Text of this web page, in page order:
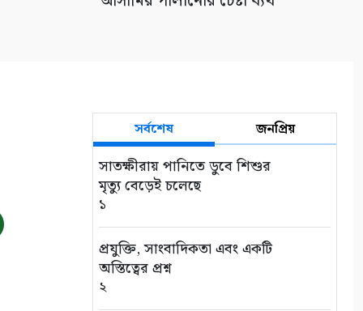
সর্বশেষ জনপ্রিয়
সাতক্ষীরায় পানিতে ডুবে শিশুর
মৃত্যু বেড়েই চলেছে
১
প্রযুক্তি, সাংবাদিকতা এবং একটি
অস্তিত্বের প্রশ্ন
২